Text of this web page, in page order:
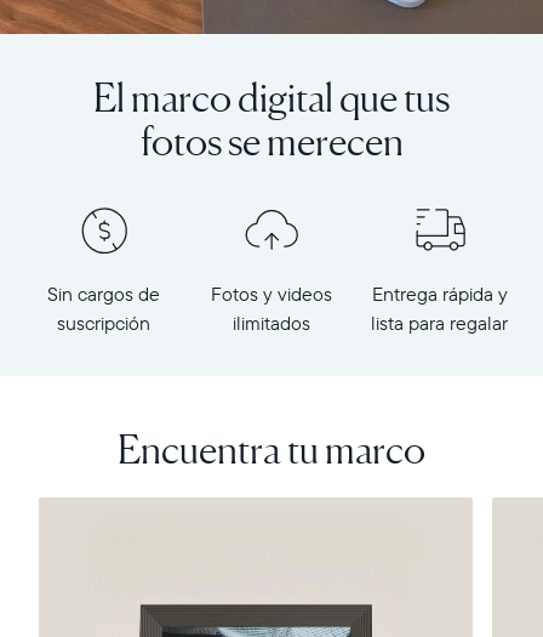
El marco digital que tus
fotos se merecen
Sin cargos de
suscripción
Fotos y videos
ilimitados
Entrega rápida y
lista para regalar
Encuentra tu marco